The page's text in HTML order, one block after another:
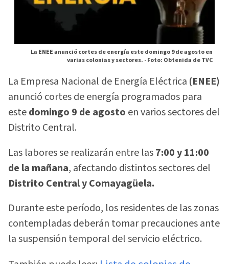
La ENEE anunció cortes de energía este domingo 9 de agosto en
varias colonias y sectores. -Foto: Obtenida de TVC
La Empresa Nacional de Energía Eléctrica (ENEE)
anunció cortes de energía programados para
estedomingo 9 de agosto en varios sectores del
Distrito Central.
Las labores se realizarán entre las7:00 y 11:00
de la mañana, afectando distintos sectores del
Distrito Central y Comayagüela.
Durante este período, los residentes de las zonas
contempladas deberán tomar precauciones ante
la suspensión temporal del servicio eléctrico.